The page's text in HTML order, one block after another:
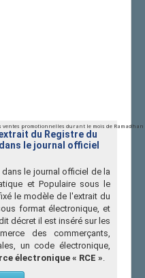
de la Qualité et de
et Bureaux
Fax
et Guides
ventes promotionnelles durant le mois de Ramadhan
du Registre du
le journal officiel
le journal officiel de la
et Populaire sous le
le modèle de l'extrait du
format électronique, et
décret il est inséré sur les
des commerçants,
un code électronique,
électronique « RCE ».